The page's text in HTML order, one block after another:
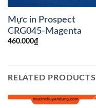
Mực in Prospect
CRG045-Magenta
460.000₫
RELATED PRODUCTS